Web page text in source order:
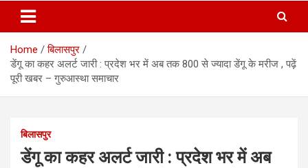
Home
बिलासपुर
डेंगू का कहर अलर्ट जारी : प्रदेश भर में अब तक 800 से ज्यादा डेंगू के मरीज , पढ़ें
पूरी खबर – गुरुआस्था समाचार
बिलासपुर
डेंगू का कहर अलर्ट जारी : प्रदेश भर में अब